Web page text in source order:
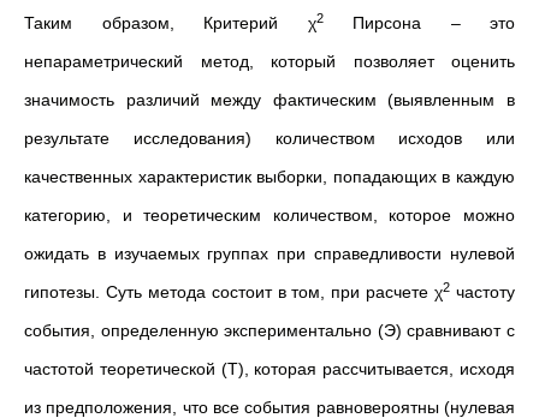
Таким образом, Критерий χ2Пирсона – это
непараметрический метод, который позволяет оценить
значимость различий между фактическим (выявленным в
результате исследования) количеством исходов или
качественных характеристик выборки, попадающих в каждую
категорию, и теоретическим количеством, которое можно
ожидать в изучаемых группах при справедливости нулевой
гипотезы. Суть метода состоит в том, при расчете χ2 частоту
события, определенную экспериментально (Э) сравнивают с
частотой теоретической (Т), которая рассчитывается, исходя
из предположения, что все события равновероятны (нулевая